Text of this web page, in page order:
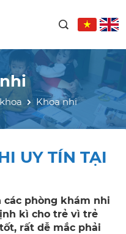
Khoa nhi
UY TÍN TẠI
các phòng khám nhi
kì cho trẻ vì trẻ
rất dễ mắc phải